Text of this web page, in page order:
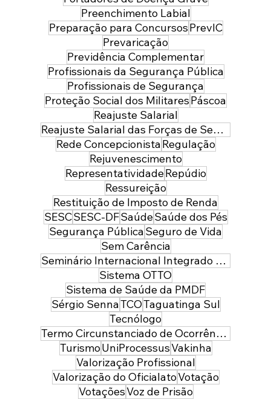
Preenchimento Labial
Preparação para ConcursosPrevIC
Prevaricação
Previdência Complementar
Profissionais da Segurança Pública
Profissionais de Segurança
Proteção Social dos MilitaresPáscoa
Reajuste Salarial
Reajuste Salarial das Forças de Segurança do Distrito Federal
Rede ConcepcionistaRegulação
Rejuvenescimento
RepresentatividadeRepúdio
Ressureição
Restituição de Imposto de Renda
SESCSESC-DFSaúdeSaúde dos Pés
Segurança PúblicaSeguro de Vida
Sem Carência
Seminário Internacional Integrado de Segurança Pública e Defesa
Sistema OTTO
Sistema de Saúde da PMDF
Sérgio SennaTCOTaguatinga Sul
Tecnólogo
Termo Circunstanciado de Ocorrência
TurismoUniProcessusVakinha
Valorização Profissional
Valorização do OficialatoVotação
VotaçõesVoz de Prisão